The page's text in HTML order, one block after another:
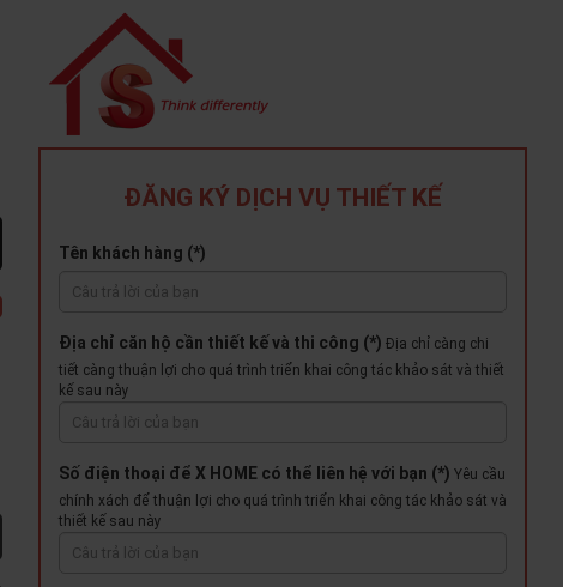
ĐĂNG KÝ DỊCH VỤ THIẾT KẾ
Tên khách hàng (*)
Địa chỉ căn hộ cần thiết kế và thi công (*) Địa chỉ càng chi
tiết càng thuận lợi cho quá trình triển khai công tác khảo sát và thiết
kế sau này
Số điện thoại để X HOME có thể liên hệ với bạn (*) Yêu cầu
chính xách để thuận lợi cho quá trình triển khai công tác khảo sát và
thiết kế sau này